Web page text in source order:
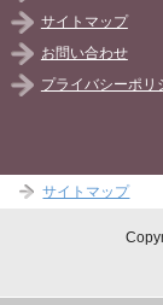
サイトマップ
お問い合わせ
プライバシーポリ
サイトマップ